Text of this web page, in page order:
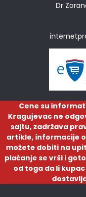
Dr
Cene su
Kragujevac ne
sajtu, zadržava
artikle, informacije
možete dobiti na
plaćanje se vrši i
od toga da li